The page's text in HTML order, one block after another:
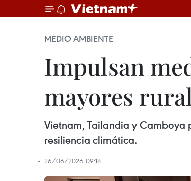
MEDIO AMBIENTE
Impulsan
mayores
Vietnam, Tailandia y Camboya
resiliencia climática.
26/06/2026 09:18